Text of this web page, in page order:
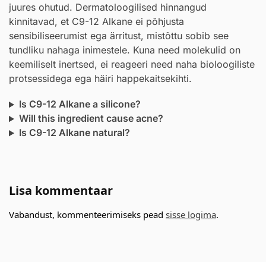
juures ohutud. Dermatoloogilised hinnangud
kinnitavad, et C9-12 Alkane ei põhjusta
sensibiliseerumist ega ärritust, mistõttu sobib see
tundliku nahaga inimestele. Kuna need molekulid on
keemiliselt inertsed, ei reageeri need naha bioloogiliste
protsessidega ega häiri happekaitsekihti.
Is C9-12 Alkane a silicone?
Will this ingredient cause acne?
Is C9-12 Alkane natural?
Lisa kommentaar
Vabandust, kommenteerimiseks pead sisse logima.